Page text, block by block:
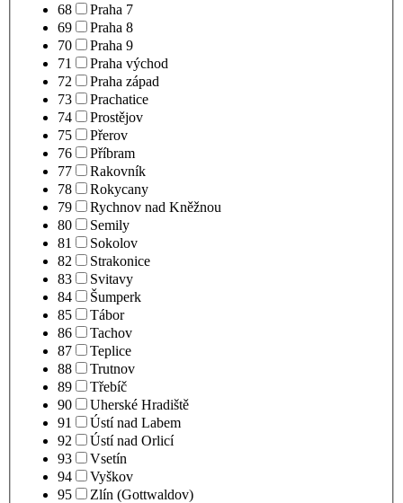
68
Praha 7
69
Praha 8
70
Praha 9
71
Praha východ
72
Praha západ
73
Prachatice
74
Prostějov
75
Přerov
76
Příbram
77
Rakovník
78
Rokycany
79
Rychnov nad Kněžnou
80
Semily
81
Sokolov
82
Strakonice
83
Svitavy
84
Šumperk
85
Tábor
86
Tachov
87
Teplice
88
Trutnov
89
Třebíč
90
Uherské Hradiště
91
Ústí nad Labem
92
Ústí nad Orlicí
93
Vsetín
94
Vyškov
95
Zlín (Gottwaldov)